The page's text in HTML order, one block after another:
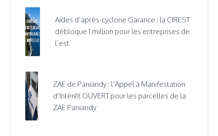
Aides d’après-cyclone Garance : la CIREST
débloque 1 million pour les entreprises de
l’est.
ZAE de Paniandy : l’Appel à Manifestation
d’Intérêt OUVERT pour les parcelles de la
ZAE Paniandy